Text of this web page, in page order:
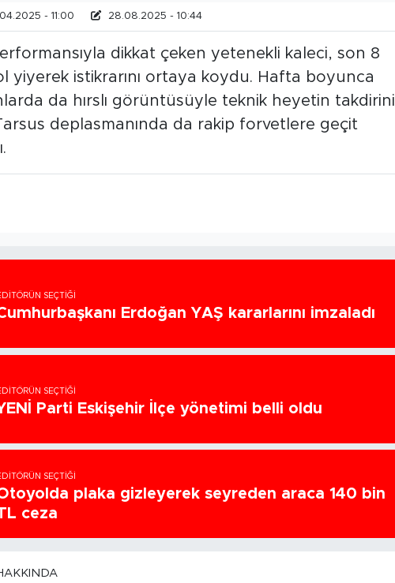
- 11:00 28.08.2025 - 10:44
dikkat çeken yetenekli kaleci, son 8
yiyerek istikrarını ortaya koydu. Hafta boyunca
da hırslı görüntüsüyle teknik heyetin takdirini
deplasmanında da rakip forvetlere geçit
SEÇTIĞI
Erdoğan YAŞ kararlarını imzaladı
SEÇTIĞI
Parti Eskişehir İlçe yönetimi belli oldu
SEÇTIĞI
plaka gizleyerek seyreden araca 140 bin
ceza